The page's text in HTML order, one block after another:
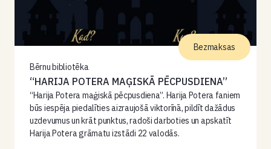
Bērnu bibliotēka
“HARIJA POTERA MAĢISKĀ PĒCPUSDIENA”
“Harija Potera maģiskā pēcpusdiena”. Harija Potera faniem
būs iespēja piedalīties aizraujošā viktorīnā, pildīt dažādus
uzdevumus un krāt punktus, radoši darboties un apskatīt
Harija Potera grāmatu izstādi 22 valodās.
Bezmaksas